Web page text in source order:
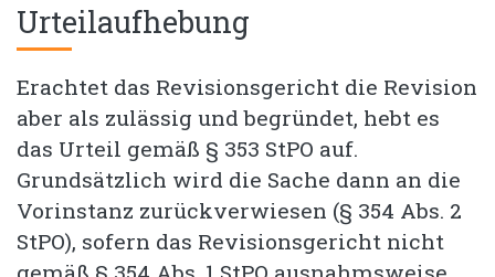
Urteilaufhebung
Erachtet das Revisionsgericht die Revision
aber als zulässig und begründet, hebt es
das Urteil gemäß § 353 StPO auf.
Grundsätzlich wird die Sache dann an die
Vorinstanz zurückverwiesen (§ 354 Abs. 2
StPO), sofern das Revisionsgericht nicht